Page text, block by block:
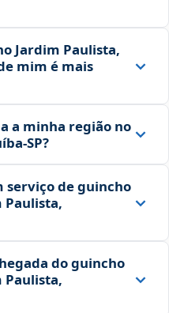
Jardim Paulista,
mim é mais
a minha região no
serviço de guincho
Paulista,
do guincho
Paulista,